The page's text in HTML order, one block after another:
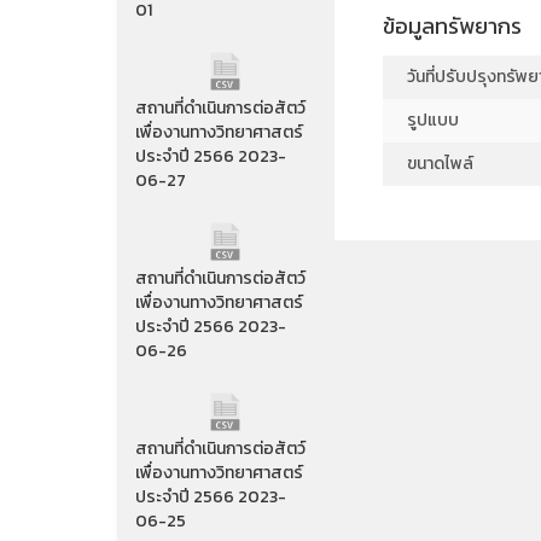
01
สถานที่ดำเนินการต่อสัตว์
เพื่องานทางวิทยาศาสตร์
ประจำปี 2566 2023-
06-27
สถานที่ดำเนินการต่อสัตว์
เพื่องานทางวิทยาศาสตร์
ประจำปี 2566 2023-
06-26
สถานที่ดำเนินการต่อสัตว์
เพื่องานทางวิทยาศาสตร์
ประจำปี 2566 2023-
06-25
ข้อมูลทรัพยากร
วันที่ปรับปรุงทรัพ
รูปแบบ
ขนาดไพล์